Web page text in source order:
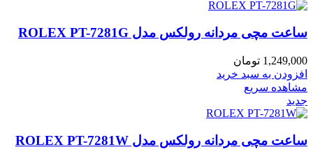
ساعت مچی مردانه رولکس مدل ROLEX PT-7281G
1,249,000 تومان
افزودن به سبد خرید
مشاهده سریع
جدید
ساعت مچی مردانه رولکس مدل ROLEX PT-7281W